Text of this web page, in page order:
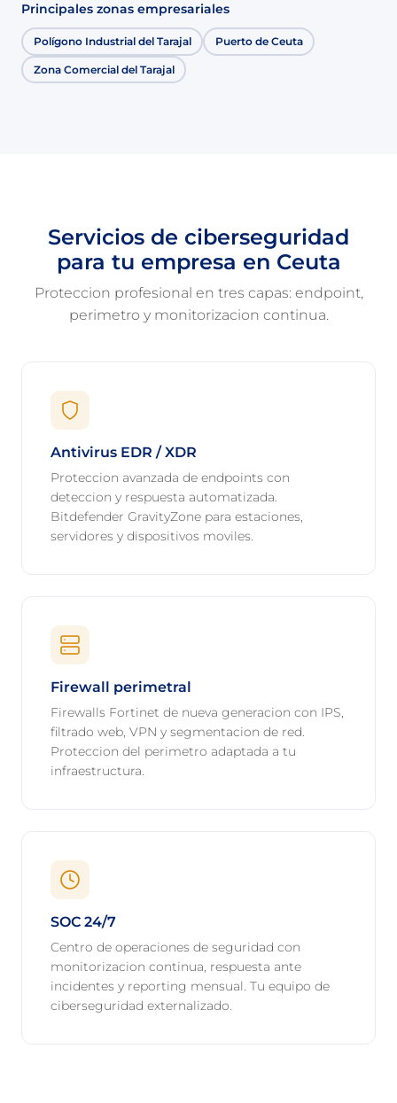
Principales zonas empresariales
Polígono Industrial del Tarajal Puerto de Ceuta
Zona Comercial del Tarajal
Servicios de ciberseguridad
para tu empresa en Ceuta
Proteccion profesional en tres capas: endpoint,
perimetro y monitorizacion continua.
Antivirus EDR / XDR
Proteccion avanzada de endpoints con
deteccion y respuesta automatizada.
Bitdefender GravityZone para estaciones,
servidores y dispositivos moviles.
Firewall perimetral
Firewalls Fortinet de nueva generacion con IPS,
filtrado web, VPN y segmentacion de red.
Proteccion del perimetro adaptada a tu
infraestructura.
SOC 24/7
Centro de operaciones de seguridad con
monitorizacion continua, respuesta ante
incidentes y reporting mensual. Tu equipo de
ciberseguridad externalizado.